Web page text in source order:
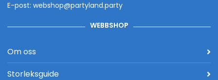
E-post: webshop@partyland.party
WEBBSHOP
Om oss
Storleksguide